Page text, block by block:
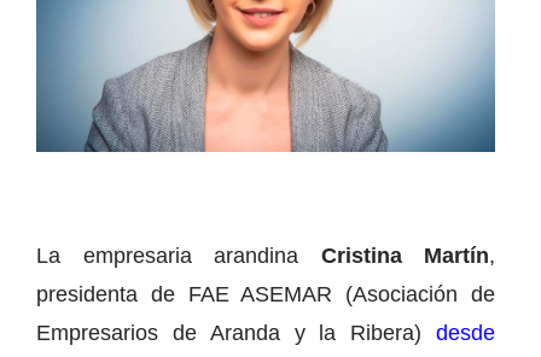
La empresaria arandina Cristina Martín,
presidenta de FAE ASEMAR (Asociación de
Empresarios de Aranda y la Ribera) desde